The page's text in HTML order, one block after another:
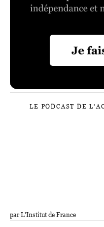
LE PODCAST DE
par L'Institut de France